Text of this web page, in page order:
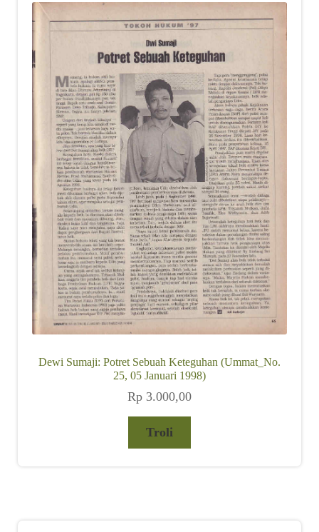
Dewi Sumaji: Potret Sebuah Keteguhan (Ummat_No.
25, 05 Januari 1998)
Rp 3.000,00
Troli